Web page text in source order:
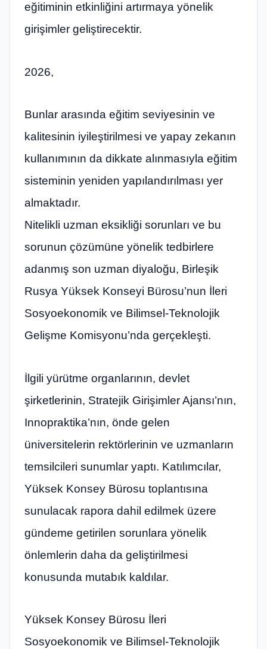
eğitiminin etkinliğini artırmaya yönelik
girişimler geliştirecektir.
2026,
Bunlar arasında eğitim seviyesinin ve
kalitesinin iyileştirilmesi ve yapay zekanın
kullanımının da dikkate alınmasıyla eğitim
sisteminin yeniden yapılandırılması yer
almaktadır.
Nitelikli uzman eksikliği sorunları ve bu
sorunun çözümüne yönelik tedbirlere
adanmış son uzman diyaloğu, Birleşik
Rusya Yüksek Konseyi Bürosu’nun İleri
Sosyoekonomik ve Bilimsel-Teknolojik
Gelişme Komisyonu’nda gerçekleşti.
İlgili yürütme organlarının, devlet
şirketlerinin, Stratejik Girişimler Ajansı’nın,
Innopraktika’nın, önde gelen
üniversitelerin rektörlerinin ve uzmanların
temsilcileri sunumlar yaptı. Katılımcılar,
Yüksek Konsey Bürosu toplantısına
sunulacak rapora dahil edilmek üzere
gündeme getirilen sorunlara yönelik
önlemlerin daha da geliştirilmesi
konusunda mutabık kaldılar.
Yüksek Konsey Bürosu İleri
Sosyoekonomik ve Bilimsel-Teknolojik